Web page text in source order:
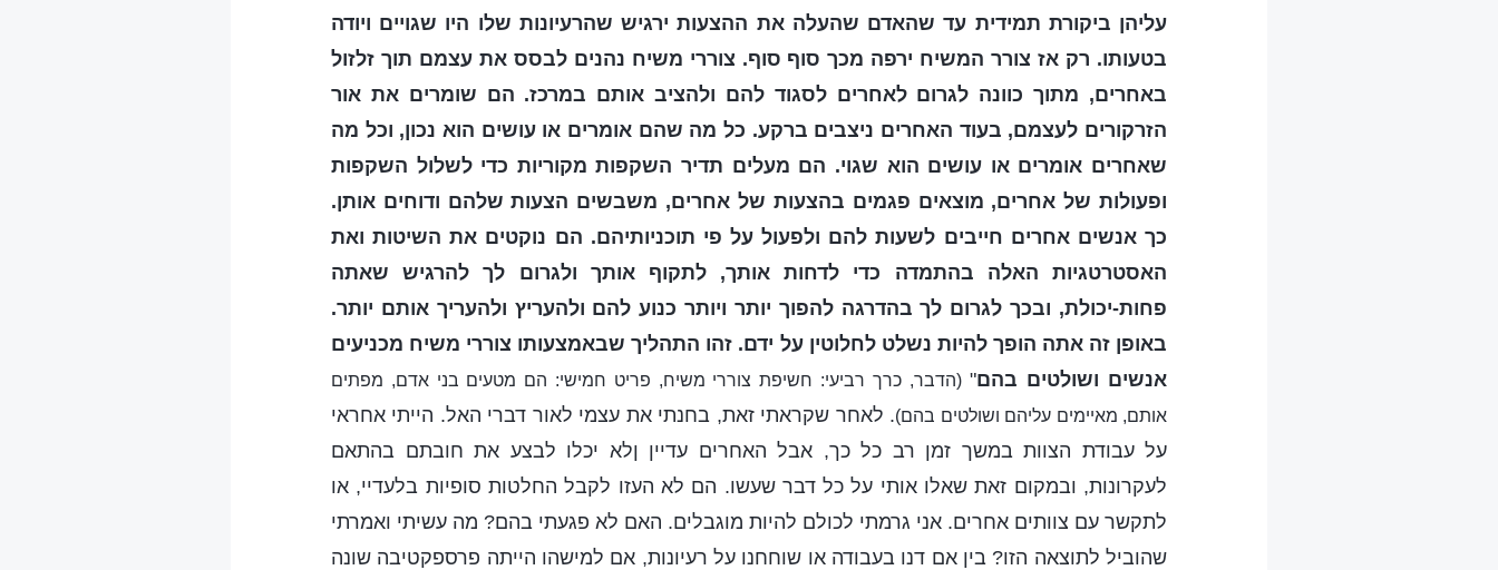
עליהן ביקורת תמידית עד שהאדם שהעלה את ההצעות ירגיש שהרעיונות שלו היו שגויים ויודה
בטעותו. רק אז צורר המשיח ירפה מכך סוף סוף. צוררי משיח נהנים לבסס את עצמם תוך זלזול
באחרים, מתוך כוונה לגרום לאחרים לסגוד להם ולהציב אותם במרכז. הם שומרים את אור
הזרקורים לעצמם, בעוד האחרים ניצבים ברקע. כל מה שהם אומרים או עושים הוא נכון, וכל מה
שאחרים אומרים או עושים הוא שגוי. הם מעלים תדיר השקפות מקוריות כדי לשלול השקפות
ופעולות של אחרים, מוצאים פגמים בהצעות של אחרים, משבשים הצעות שלהם ודוחים אותן.
כך אנשים אחרים חייבים לשעות להם ולפעול על פי תוכניותיהם. הם נוקטים את השיטות ואת
האסטרטגיות האלה בהתמדה כדי לדחות אותך, לתקוף אותך ולגרום לך להרגיש שאתה
פחות-יכולת, ובכך לגרום לך בהדרגה להפוך יותר ויותר כנוע להם ולהעריץ ולהעריך אותם יותר.
באופן זה אתה הופך להיות נשלט לחלוטין על ידם. זהו התהליך שבאמצעותו צוררי משיח מכניעים
אנשים ושולטים בהם"(הדבר, כרך רביעי: חשיפת צוררי משיח, פריט חמישי: הם מטעים בני אדם, מפתים
אותם, מאיימים עליהם ושולטים בהם). לאחר שקראתי זאת, בחנתי את עצמי לאור דברי האל. הייתי אחראי
על עבודת הצוות במשך זמן רב כל כך, אבל האחרים עדיין ןלא יכלו לבצע את חובתם בהתאם
לעקרונות, ובמקום זאת שאלו אותי על כל דבר שעשו. הם לא העזו לקבל החלטות סופיות בלעדיי, או
לתקשר עם צוותים אחרים. אני גרמתי לכולם להיות מוגבלים. האם לא פגעתי בהם? מה עשיתי ואמרתי
שהוביל לתוצאה הזו? בין אם דנו בעבודה או שוחחנו על רעיונות, אם למישהו הייתה פרספקטיבה שונה